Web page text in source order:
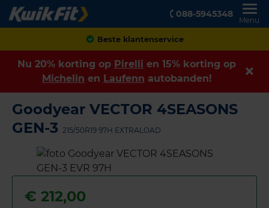
088-5945348
Menu
Achteraf betalen
Nu 20% korting op Pirelli en 15% korting op
Michelin en Laufenn autobanden!
Goodyear VECTOR 4SEASONS
GEN-3 215/50R19 97H EXTRALOAD
€ 212,00